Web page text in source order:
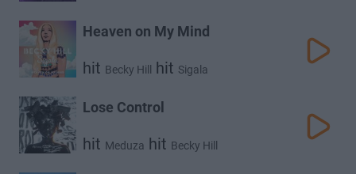
Heaven on My Mind
hit Becky Hill hit Sigala
Lose Control
hit Meduza hit Becky Hill